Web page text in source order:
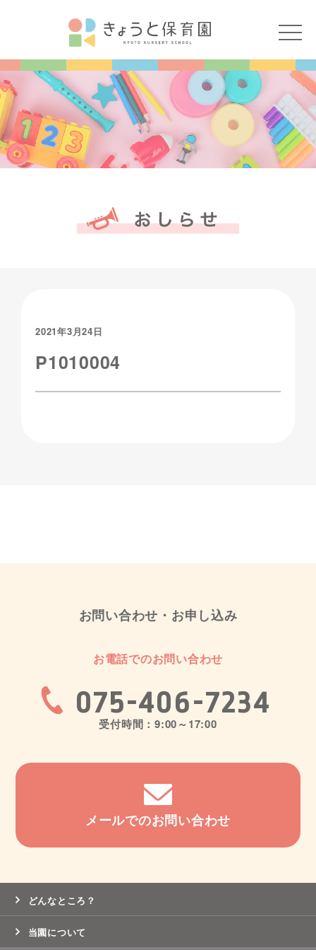
2021年3月24日
P1010004
お問い合わせ・お申し込み
お電話でのお問い合わせ
075-406-7234
受付時間：9:00～17:00
メールでのお問い合わせ
どんなところ？
当園について